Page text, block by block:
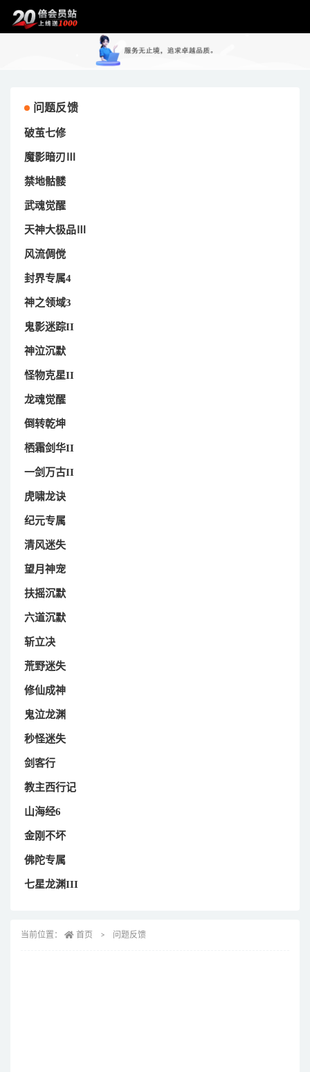
问题反馈
破茧七修
魔影暗刃Ⅲ
禁地骷髅
武魂觉醒
天神大极品Ⅲ
风流倜傥
封界专属4
神之领域3
鬼影迷踪II
神泣沉默
怪物克星II
龙魂觉醒
倒转乾坤
栖霜剑华II
一剑万古II
虎啸龙诀
纪元专属
清风迷失
望月神宠
扶摇沉默
六道沉默
斩立决
荒野迷失
修仙成神
鬼泣龙渊
秒怪迷失
剑客行
教主西行记
山海经6
金刚不坏
佛陀专属
七星龙渊III
当前位置： 首页 问题反馈